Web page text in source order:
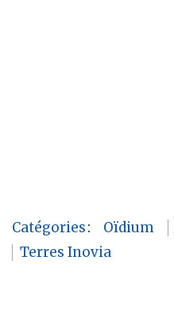
Catégories: Oïdium
Terres Inovia